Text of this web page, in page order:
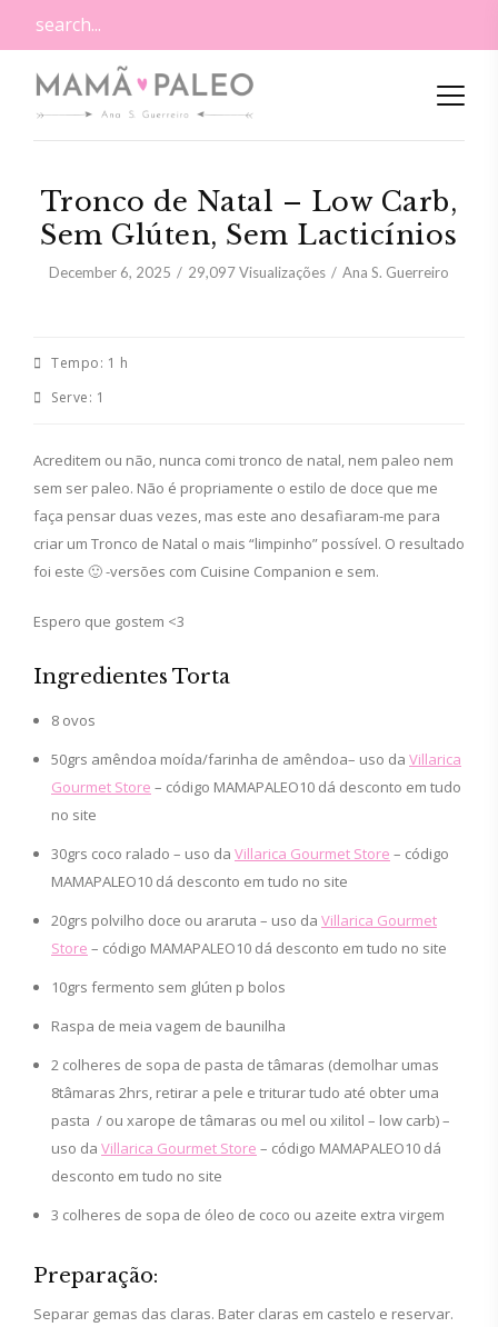
Tronco de Natal – Low Carb,
Sem Glúten, Sem Lacticínios
December 6, 2025 29,097Visualizações Ana S. Guerreiro
Tempo: 1 h
Serve: 1
Acreditem ou não, nunca comi tronco de natal, nem paleo nem
sem ser paleo. Não é propriamente o estilo de doce que me
faça pensar duas vezes, mas este ano desafiaram-me para
criar um Tronco de Natal o mais “limpinho” possível. O resultado
foi este 🙂 -versões com Cuisine Companion e sem.
Espero que gostem <3
Ingredientes Torta
8 ovos
50grs amêndoa moída/farinha de amêndoa– uso da Villarica
Gourmet Store – código MAMAPALEO10 dá desconto em tudo
no site
30grs coco ralado – uso da Villarica Gourmet Store – código
MAMAPALEO10 dá desconto em tudo no site
20grs polvilho doce ou araruta – uso da Villarica Gourmet
Store – código MAMAPALEO10 dá desconto em tudo no site
10grs fermento sem glúten p bolos
Raspa de meia vagem de baunilha
2 colheres de sopa de pasta de tâmaras (demolhar umas
8tâmaras 2hrs, retirar a pele e triturar tudo até obter uma
pasta / ou xarope de tâmaras ou mel ou xilitol – low carb) –
uso da Villarica Gourmet Store – código MAMAPALEO10 dá
desconto em tudo no site
3 colheres de sopa de óleo de coco ou azeite extra virgem
Preparação:
Separar gemas das claras. Bater claras em castelo e reservar.